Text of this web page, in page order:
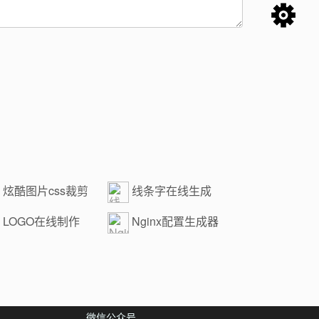
炫酷图片css裁剪
线条字在线生成
LOGO在线制作
Nginx配置生成器